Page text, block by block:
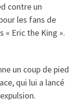
contre un
les fans de
« Eric the King ».
un coup de pied
qui lui a lancé